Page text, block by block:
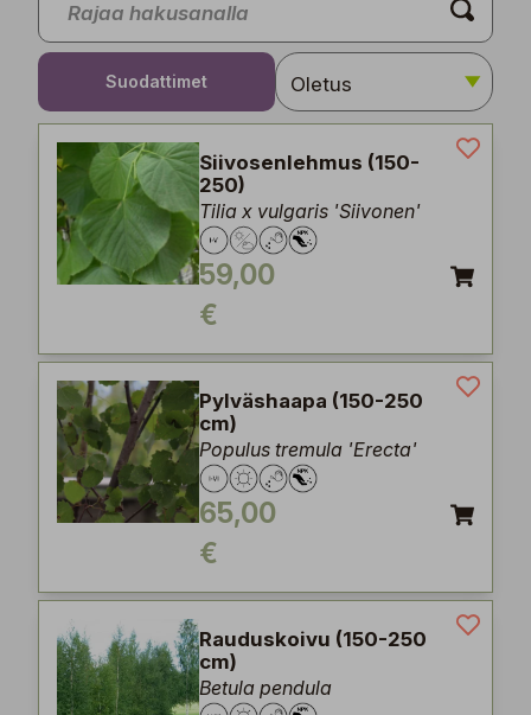
Suodattimet
Siivosenlehmus (150-
250)
Tilia x vulgaris 'Siivonen'
59,00
€
Pylväshaapa (150-250
cm)
Populus tremula 'Erecta'
65,00
€
Rauduskoivu (150-250
cm)
Betula pendula